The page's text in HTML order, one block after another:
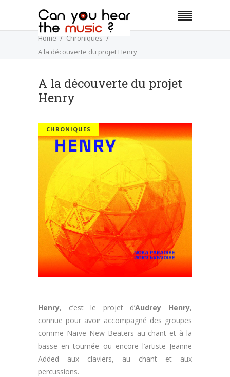
Home
Chroniques
A la découverte du projet Henry
A la découverte du projet
Henry
CHRONIQUES
Henry, c’est le projet d’Audrey Henry,
connue pour avoir accompagné des groupes
comme Naïve New Beaters au chant et à la
basse en tournée ou encore l’artiste Jeanne
Added aux claviers, au chant et aux
percussions.